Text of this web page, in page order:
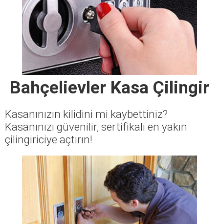
Bahçelievler Kasa Çilingir
Kasanınızın kilidini mi kaybettiniz?
Kasanınızı güvenilir, sertifikalı en yakın
çilingiriciye açtırın!